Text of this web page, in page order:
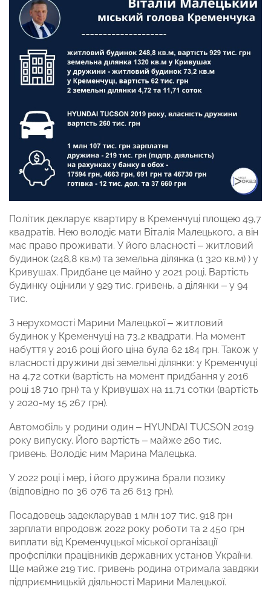
Політик декларує квартиру в Кременчуці площею 49,7
квадратів. Нею володіє мати Віталія Малецького, а він
має право проживати. У його власності – житловий
будинок (248,8 кв.м) та земельна ділянка (1 320 кв.м) ) у
Кривушах. Придбане це майно у 2021 році. Вартість
будинку оцінили у 929 тис. гривень, а ділянки – у 94
тис.
З нерухомості Марини Малецької – житловий
будинок у Кременчуці на 73,2 квадрати. На момент
набуття у 2016 році його ціна була 62 184 грн. Також у
власності дружини дві земельні ділянки: у Кременчуці
на 4,72 сотки (вартість на момент придбання у 2016
році 18 710 грн) та у Кривушах на 11,71 сотки (вартість
у 2020-му 15 267 грн).
Автомобіль у родини один – HYUNDAI TUCSON 2019
року випуску. Його вартість – майже 260 тис.
гривень. Володіє ним Марина Малецька.
У 2022 році і мер, і його дружина брали позику
(відповідно по 36 076 та 26 613 грн).
Посадовець задекларував 1 млн 107 тис. 918 грн
зарплати впродовж 2022 року роботи та 2 450 грн
виплати від Кременчуцької міської організації
профспілки працівників державних установ України.
Ще майже 219 тис. гривень родина отримала завдяки
підприємницькій діяльності Марини Малецької.